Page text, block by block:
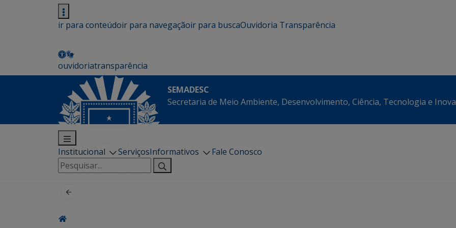
ir para conteúdoir para navegaçãoir para buscaOuvidoria Transparência
ouvidoriatransparência
SEMADESC
Secretaria de Meio Ambiente, Desenvolvimento, Ciência, Tecnologia e
Institucional ServiçosInformativos
Fale Conosco
Pesquisar
por: